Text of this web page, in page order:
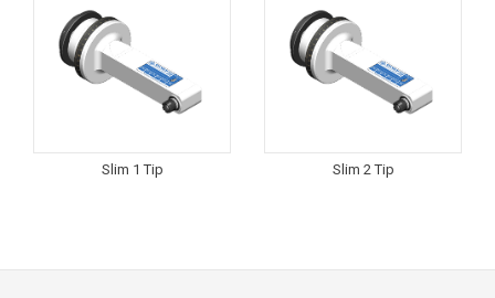
Slim 1 Tip Slim 2 Tip